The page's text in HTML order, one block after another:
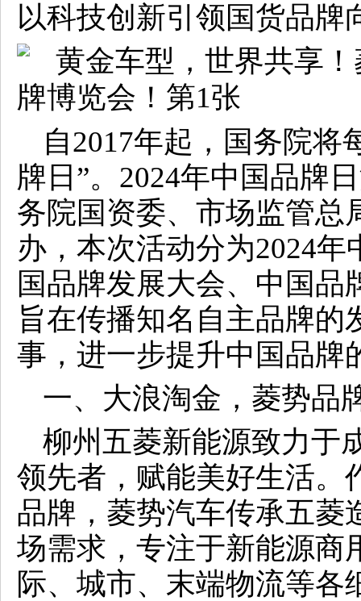
以科技创新引领国货品牌
自2017年起，国务院将
牌日”。2024年中国品牌
务院国资委、市场监管总
办，本次活动分为2024
国品牌发展大会、中国
旨在传播知名自主品牌的
事，进一步提升中国品牌
一、大浪淘金，菱势品
柳州五菱新能源致力于
领先者，赋能美好生活。
品牌，菱势汽车传承五菱
场需求，专注于新能源商
际、城市、末端物流等各